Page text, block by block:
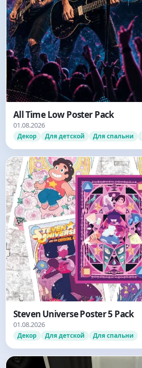
All Time Low Poster Pack
01.08.2026
Декор Для детской Для спальни
Steven Universe Poster 5 Pack
01.08.2026
Декор Для детской Для спальни